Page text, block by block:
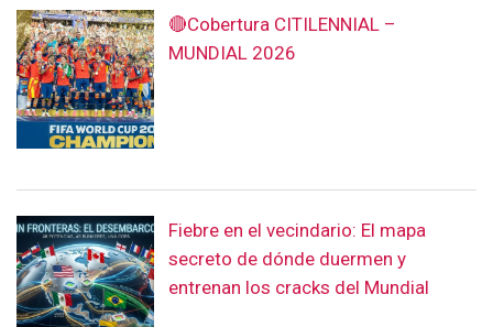
🔴Cobertura CITILENNIAL –
MUNDIAL 2026
Fiebre en el vecindario: El mapa
secreto de dónde duermen y
entrenan los cracks del Mundial